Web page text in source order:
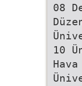
08
10